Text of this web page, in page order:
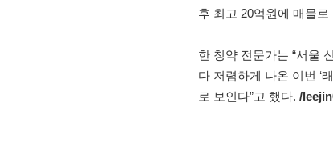
후 최고 20억원에 매물
한 청약 전문가는 “서울
다 저렴하게 나온 이번 ‘
로 보인다”고 했다. /